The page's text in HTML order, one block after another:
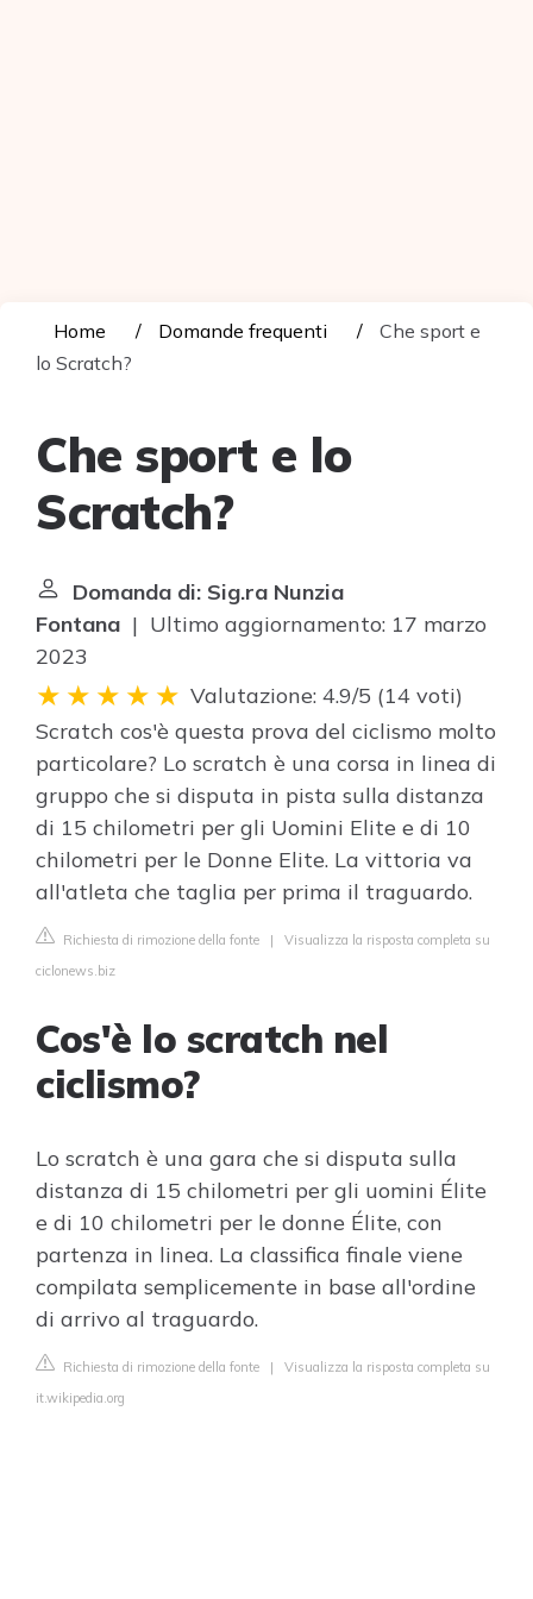
Home Domande frequenti
Che sport e
lo Scratch?
Che sport e lo
Scratch?
Domanda di: Sig.ra Nunzia
Fontana | Ultimo aggiornamento: 17 marzo
2023
Valutazione: 4.9/5 (14 voti)
Scratch cos'è questa prova del ciclismo molto
particolare? Lo scratch è una corsa in linea di
gruppo che si disputa in pista sulla distanza
di 15 chilometri per gli Uomini Elite e di 10
chilometri per le Donne Elite. La vittoria va
all'atleta che taglia per prima il traguardo.
Richiesta di rimozione della fonte | Visualizza la risposta completa su
ciclonews.biz
Cos'è lo scratch nel
ciclismo?
Lo scratch è una gara che si disputa sulla
distanza di 15 chilometri per gli uomini Élite
e di 10 chilometri per le donne Élite, con
partenza in linea. La classifica finale viene
compilata semplicemente in base all'ordine
di arrivo al traguardo.
Richiesta di rimozione della fonte | Visualizza la risposta completa su
it.wikipedia.org